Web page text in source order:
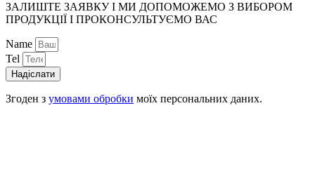
ЗАЛИШТЕ ЗАЯВКУ І МИ ДОПОМОЖЕМО З ВИБОРОМ
ПРОДУКЦІЇ І ПРОКОНСУЛЬТУЄМО ВАС
Name
Tel
Надіслати
Згоден з умовами обробки моїх персональних даних.